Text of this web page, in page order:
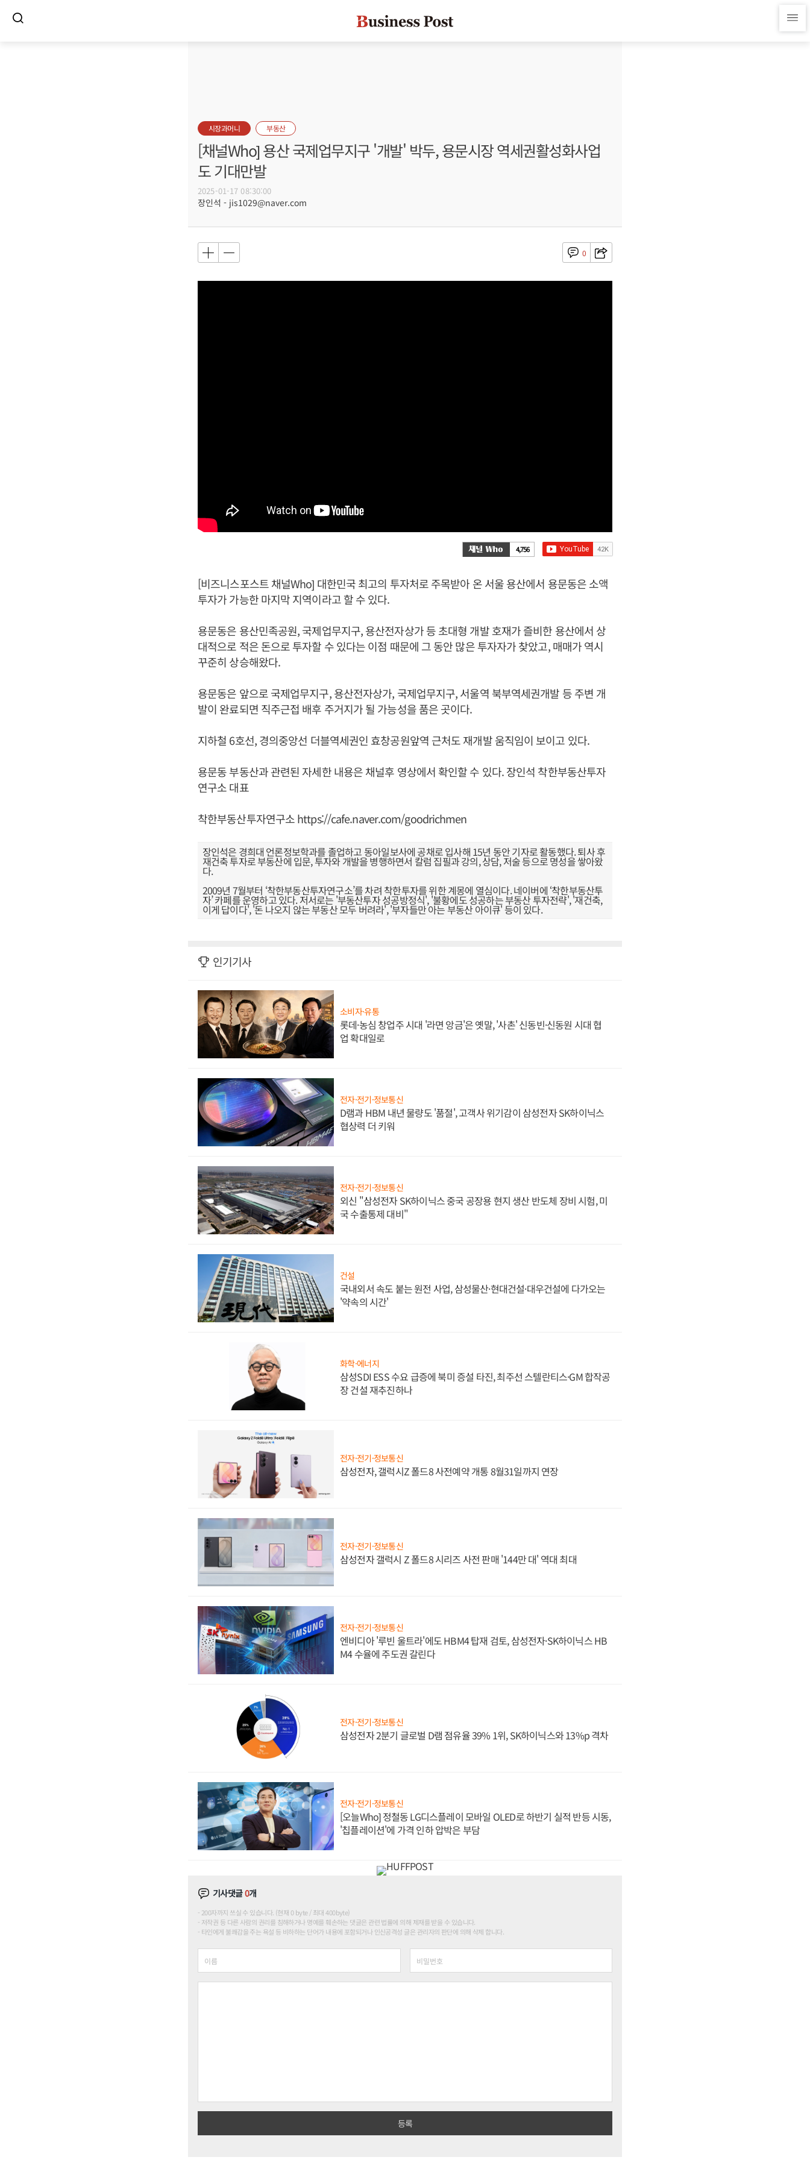
시장과머니 부동산
[채널Who] 용산 국제업무지구 '개발' 박두, 용문시장 역세권활성화사업
도 기대만발
2025-01-17 08:30:00
장인석 - jis1029@naver.com
0
4,756
[비즈니스포스트 채널Who] 대한민국 최고의 투자처로 주목받아 온 서울 용산에서 용문동은 소액
투자가 가능한 마지막 지역이라고 할 수 있다.
용문동은 용산민족공원, 국제업무지구, 용산전자상가 등 초대형 개발 호재가 즐비한 용산에서 상
대적으로 적은 돈으로 투자할 수 있다는 이점 때문에 그 동안 많은 투자자가 찾았고, 매매가 역시
꾸준히 상승해왔다.
용문동은 앞으로 국제업무지구, 용산전자상가, 국제업무지구, 서울역 북부역세권개발 등 주변 개
발이 완료되면 직주근접 배후 주거지가 될 가능성을 품은 곳이다.
지하철 6호선, 경의중앙선 더블역세권인 효창공원앞역 근처도 재개발 움직임이 보이고 있다.
용문동 부동산과 관련된 자세한 내용은 채널후 영상에서 확인할 수 있다. 장인석 착한부동산투자
연구소 대표
착한부동산투자연구소https://cafe.naver.com/goodrichmen
장인석은 경희대 언론정보학과를 졸업하고 동아일보사에 공채로 입사해 15년 동안 기자로 활동했다. 퇴사 후
재건축 투자로 부동산에 입문, 투자와 개발을 병행하면서 칼럼 집필과 강의, 상담, 저술 등으로 명성을 쌓아왔
다.
2009년 7월부터 ‘착한부동산투자연구소’를 차려 착한투자를 위한 계몽에 열심이다. 네이버에 ‘착한부동산투
자’ 카페를 운영하고 있다. 저서로는 '부동산투자 성공방정식', '불황에도 성공하는 부동산 투자전략', '재건축,
이게 답이다', '돈 나오지 않는 부동산 모두 버려라', '부자들만 아는 부동산 아이큐' 등이 있다.
인기기사
소비자·유통
롯데·농심 창업주 시대 '라면 앙금'은 옛말, '사촌' 신동빈·신동원 시대 협
업 확대일로
전자·전기·정보통신
D램과 HBM 내년 물량도 '품절', 고객사 위기감이 삼성전자 SK하이닉스
협상력 더 키워
전자·전기·정보통신
외신 "삼성전자 SK하이닉스 중국 공장용 현지 생산 반도체 장비 시험, 미
국 수출통제 대비"
건설
국내외서 속도 붙는 원전 사업, 삼성물산·현대건설·대우건설에 다가오는
'약속의 시간'
화학·에너지
삼성SDI ESS 수요 급증에 북미 증설 타진, 최주선 스텔란티스·GM 합작공
장 건설 재추진하나
전자·전기·정보통신
삼성전자, 갤럭시Z 폴드8 사전예약 개통 8월31일까지 연장
전자·전기·정보통신
삼성전자 갤럭시 Z 폴드8 시리즈 사전 판매 '144만 대' 역대 최대
전자·전기·정보통신
엔비디아 '루빈 울트라'에도 HBM4 탑재 검토, 삼성전자·SK하이닉스 HB
M4 수율에 주도권 갈린다
전자·전기·정보통신
삼성전자 2분기 글로벌 D램 점유율 39% 1위, SK하이닉스와 13%p 격차
전자·전기·정보통신
[오늘Who] 정철동 LG디스플레이 모바일 OLED로 하반기 실적 반등 시동,
'칩플레이션'에 가격 인하 압박은 부담
기사댓글0개
200자까지 쓰실 수 있습니다. (현재 0 byte / 최대 400byte)
저작권 등 다른 사람의 권리를 침해하거나 명예를 훼손하는 댓글은 관련 법률에 의해 제재를 받을 수 있습니다.
타인에게 불쾌감을 주는 욕설 등 비하하는 단어가 내용에 포함되거나 인신공격성 글은 관리자의 판단에 의해 삭제 합니다.